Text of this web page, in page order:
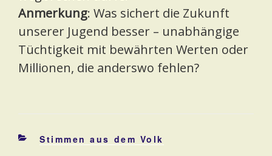
Anmerkung: Was sichert die Zukunft
unserer Jugend besser – unabhängige
Tüchtigkeit mit bewährten Werten oder
Millionen, die anderswo fehlen?
Kategorien
Stimmen aus dem Volk